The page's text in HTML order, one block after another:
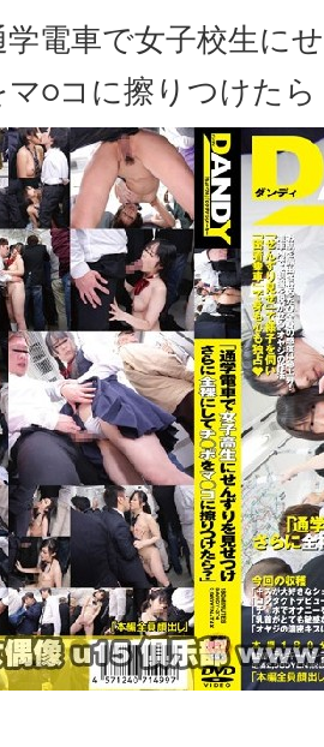
学電車で女子校生に
○コに擦りつけたら